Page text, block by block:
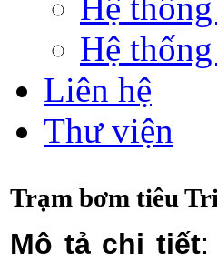
Hệ
Liên hệ
Thư viện
Trạm bơm tiêu
Mô tả chi tiết